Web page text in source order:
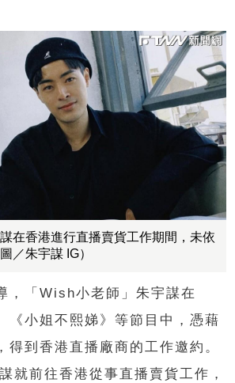
在香港進行直播賣貨工作期間，未依
／朱宇謀 IG）
，「Wish小老師」朱宇謀在
《小姐不熙娣》等節目中，憑藉
得到香港直播廠商的工作邀約。
就前往香港從事直播賣貨工作，